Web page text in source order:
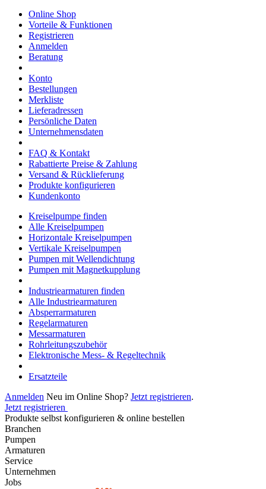
Online Shop
Vorteile & Funktionen
Registrieren
Anmelden
Beratung
Konto
Bestellungen
Merkliste
Lieferadressen
Persönliche Daten
Unternehmensdaten
FAQ & Kontakt
Rabattierte Preise & Zahlung
Versand & Rücklieferung
Produkte konfigurieren
Kundenkonto
Kreiselpumpe finden
Alle Kreiselpumpen
Horizontale Kreiselpumpen
Vertikale Kreiselpumpen
Pumpen mit Wellendichtung
Pumpen mit Magnetkupplung
Industriearmaturen finden
Alle Industriearmaturen
Absperrarmaturen
Regelarmaturen
Messarmaturen
Rohrleitungszubehör
Elektronische Mess- & Regeltechnik
Ersatzteile
Anmelden Neu im Online Shop? Jetzt registrieren.
Jetzt registrieren
Produkte selbst konfigurieren & online bestellen
Branchen
Pumpen
Armaturen
Service
Unternehmen
Jobs